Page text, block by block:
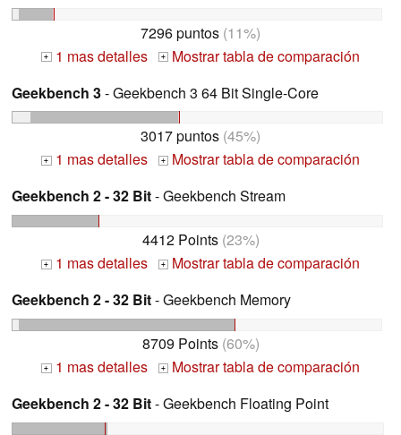
7296 puntos (11%)
+ 1 mas detalles +
Mostrar tabla de comparación
Geekbench 3- Geekbench 3 64 Bit Single-Core
3017 puntos (45%)
+ 1 mas detalles +
Mostrar tabla de comparación
Geekbench 2 - 32 Bit- Geekbench Stream
4412 Points(23%)
+ 1 mas detalles +
Mostrar tabla de comparación
Geekbench 2 - 32 Bit- Geekbench Memory
8709 Points(60%)
+ 1 mas detalles +
Mostrar tabla de comparación
Geekbench 2 - 32 Bit- Geekbench Floating Point